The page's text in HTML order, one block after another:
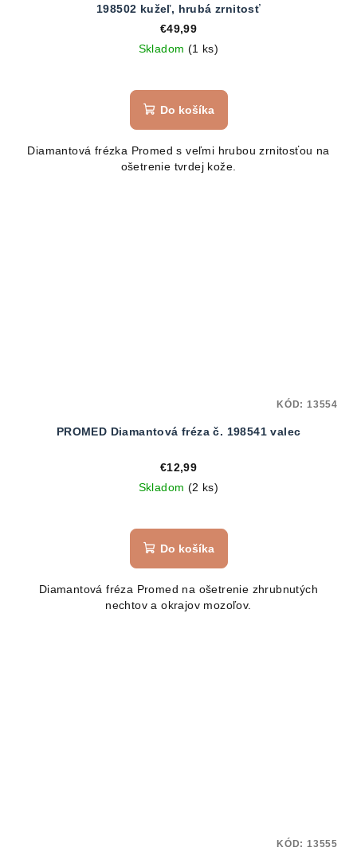
198502 kužeľ, hrubá zrnitosť
€49,99
Skladom (1 ks)
Do košíka
Diamantová frézka Promed s veľmi hrubou zrnitosťou na
ošetrenie tvrdej kože.
PROMED Diamantová fréza č. 198541 valec
€12,99
Skladom (2 ks)
Do košíka
Diamantová fréza Promed na ošetrenie zhrubnutých
nechtov a okrajov mozoľov.
KÓD: 13554
KÓD: 13555